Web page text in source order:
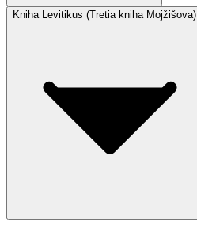
Kniha Levitikus (Tretia kniha Mojžišova)